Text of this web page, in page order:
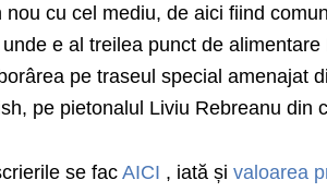
nou cu cel mediu, de aici fiind
e al treilea punct de
pe traseul special amenajat
pe pietonalul Liviu Rebreanu din
se facAICI , iată șivaloarea